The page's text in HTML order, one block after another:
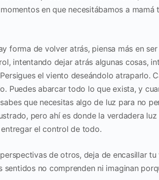
en que necesitábamos a mamá
forma de volver atrás, piensa más en
intentando dejar atrás algunas cosas,
el viento deseándolo atraparlo.
Puedes abarcar todo lo que exista, y
que necesitas algo de luz para no
pero ahí es donde la verdadera luz
el control de todo.
de otros, deja de encasillar
sentidos no comprenden ni imaginan